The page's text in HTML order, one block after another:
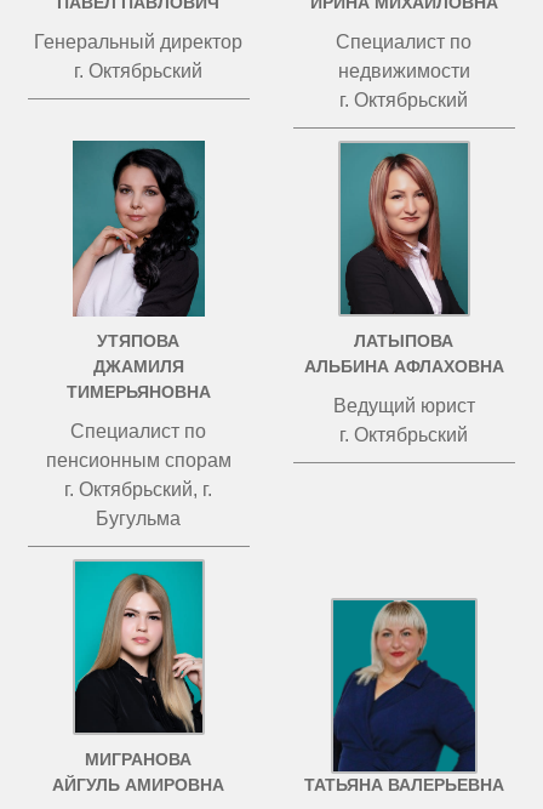
Генеральный директор
г. Октябрьский
Специалист по
недвижимости
г. Октябрьский
УТЯПОВА
ДЖАМИЛЯ
ТИМЕРЬЯНОВНА
Специалист по
пенсионным спорам
г. Октябрьский, г.
Бугульма
ЛАТЫПОВА
АЛЬБИНА АФЛАХОВНА
Ведущий юрист
г. Октябрьский
МИГРАНОВА
АЙГУЛЬ АМИРОВНА
ЧИСТОВА
ТАТЬЯНА ВАЛЕРЬЕВНА